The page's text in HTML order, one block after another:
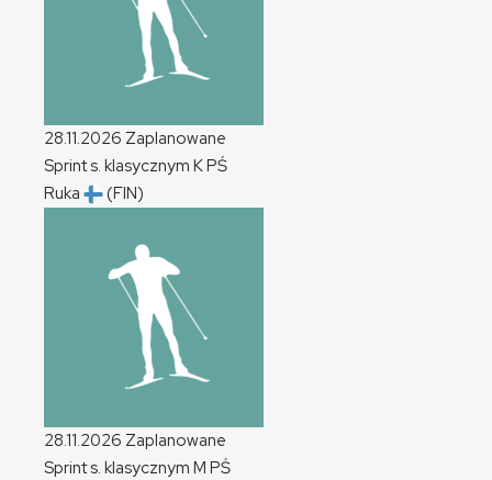
28.11.2026 Zaplanowane
Sprint s. klasycznym KPŚ
Ruka
(FIN)
28.11.2026 Zaplanowane
Sprint s. klasycznym M PŚ